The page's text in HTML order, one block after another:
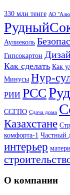
330 млн тенге АО
Аулиеколь
Гипсокартон
Как сделать Как
Минусы Нур-
РИИ РСС
ССГПО Сдача дома
Казахстане
комфорта-1 Частный
интерьер
О компании